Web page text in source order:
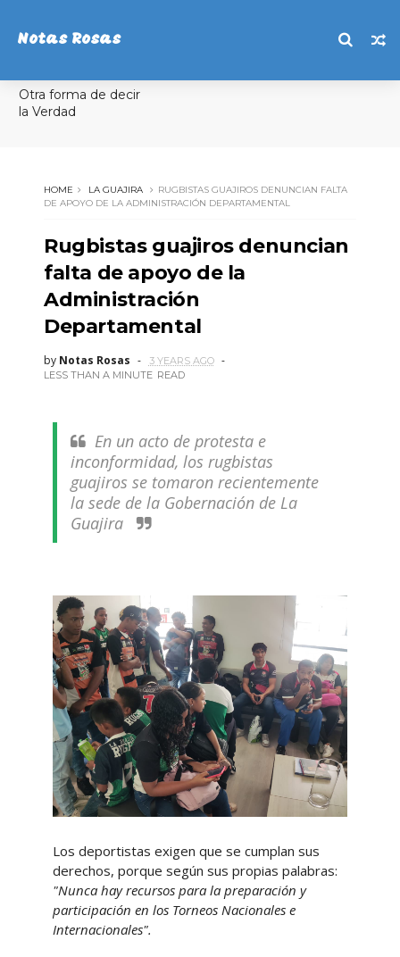
Notas Rosas
Otra forma de decir
la Verdad
HOME LA GUAJIRA
RUGBISTAS GUAJIROS DENUNCIAN FALTA
DE APOYO DE LA ADMINISTRACIÓN DEPARTAMENTAL
Rugbistas guajiros denuncian
falta de apoyo de la
Administración
Departamental
by Notas Rosas
3 YEARS AGO
LESS THAN A MINUTE READ
En un acto de protesta e
inconformidad, los rugbistas
guajiros se tomaron recientemente
la sede de la Gobernación de La
Guajira
Los deportistas exigen que se cumplan sus
derechos, porque según sus propias palabras:
"Nunca hay recursos para la preparación y
participación en los Torneos Nacionales e
Internacionales".